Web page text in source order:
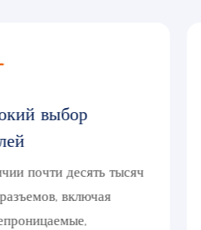
выбор
почти десять тысяч
включая